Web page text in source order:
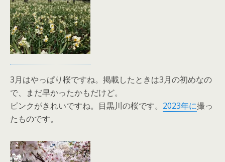
3月はやっぱり桜ですね。掲載したときは3月の初めなの
で、まだ早かったかもだけど。
ピンクがきれいですね。目黒川の桜です。 2023年に撮っ
たものです。